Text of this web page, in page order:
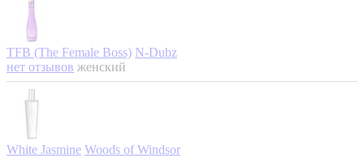
TFB (The Female Boss) N-Dubz
нет отзывов женский
White Jasmine Woods of Windsor